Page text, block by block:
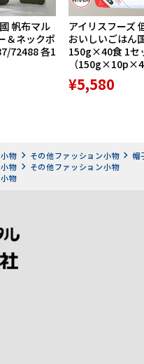
帆布マル
＆ネックポ
72488 各1
アイリスフーズ
おいしいごはん
150g×40食 1セ
（150g×10p×4
¥5,580
物 その他ファッション小物
帽
物
その他ファッション小物
物